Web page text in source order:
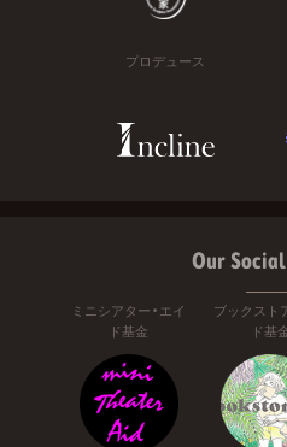
プロデュース
Our
ミニシアター・エイ
ド基金
ブックスト
ド基